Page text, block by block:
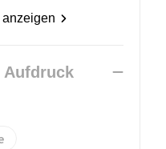
Aufdruck